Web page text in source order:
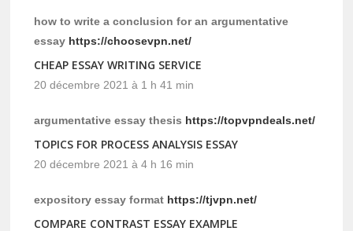
how to write a conclusion for an argumentative
essay https://choosevpn.net/
CHEAP ESSAY WRITING SERVICE
20 décembre 2021 à 1 h 41 min
argumentative essay thesis https://topvpndeals.net/
TOPICS FOR PROCESS ANALYSIS ESSAY
20 décembre 2021 à 4 h 16 min
expository essay format https://tjvpn.net/
COMPARE CONTRAST ESSAY EXAMPLE